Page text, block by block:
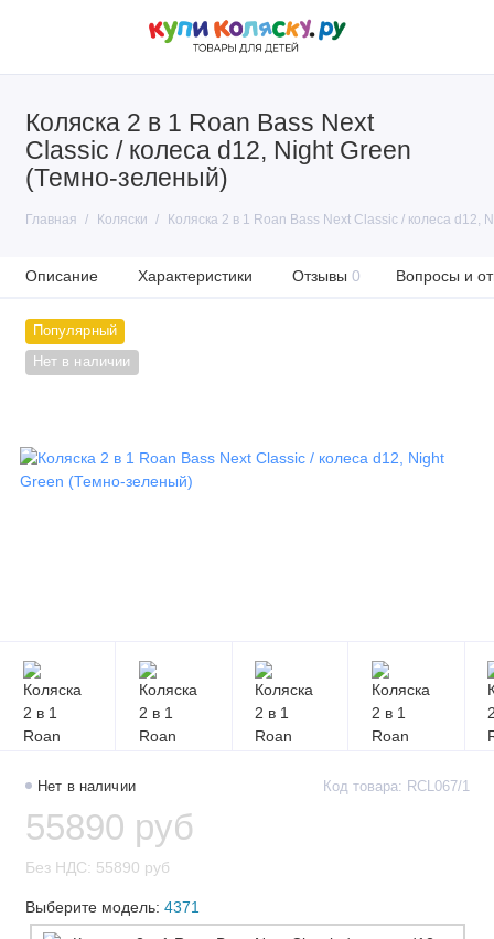
Коляска 2 в 1 Roan Bass Next
Classic / колеса d12, Night Green
(Темно-зеленый)
Главная Коляски Коляска 2 в 1 Roan Bass Next Classic / колеса d12,
Описание Характеристики Отзывы 0 Вопросы и
Популярный
Нет в наличии
Нет в наличии Код товара: RCL067/1
55890 руб
Без НДС: 55890 руб
Выберите модель: 4371